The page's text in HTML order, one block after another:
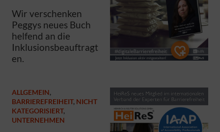
Wir verschenken
Peggys neues Buch
helfend an die
Inklusionsbeauftragt
en.
ALLGEMEIN,
BARRIEREFREIHEIT, NICHT
KATEGORISIERT,
UNTERNEHMEN